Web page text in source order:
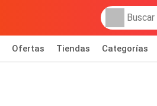
Ofertas Tiendas Categorías